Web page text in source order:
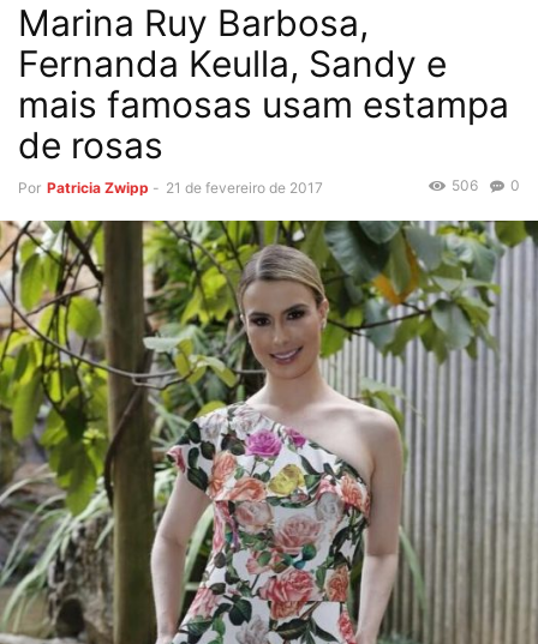
Marina Ruy Barbosa,
Fernanda Keulla, Sandy e
mais famosas usam estampa
de rosas
Por Patricia Zwipp - 21 de fevereiro de 2017 0
506